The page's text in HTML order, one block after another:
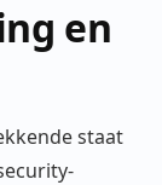
en
staat